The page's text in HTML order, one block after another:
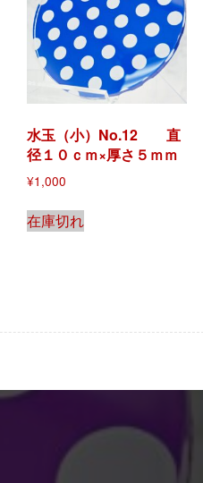
水玉（小）No.12 直
径１０ｃｍ×厚さ５ｍｍ
¥1,000
在庫切れ